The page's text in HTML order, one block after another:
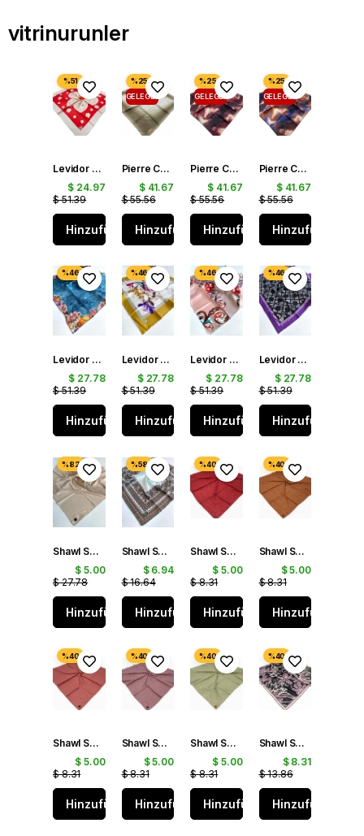
vitrinurunler
Levidor Nar Çiçeği Desenli Tivil İpek Eşarp 070142
$ 24.97
$ 51.39
Hinzufügen
Pierre Cardin Yeşil - Krem Tivil İpek Eşarp 6324438 - 951
$ 41.67
$ 55.56
Hinzufügen
GELEGENHEIT
PRODUKT
Pierre Cardin Renkli Tivil İpek Eşarp 7955438 - 991
$ 41.67
$ 55.56
Hinzufügen
GELEGENHEIT
PRODUKT
Pierre Cardin Renkli Tivil İpek Eşarp 7955438 - 921
$ 41.67
$ 55.56
Hinzufügen
GELEGENHEIT
PRODUKT
Levidor Tivil Saf İpek Eşarp 48966 Mavi Karışık Desen
$ 27.78
$ 51.39
Hinzufügen
Levidor Tivil Saf İpek Eşarp 48969 Hardal Karışık Desen
$ 27.78
$ 51.39
Hinzufügen
Levidor Tivil Saf İpek Eşarp 49383 Pembe Karışık Desen
$ 27.78
$ 51.39
Hinzufügen
Levidor Tivil Saf İpek Eşarp 49404 Siyah Karışık Desen
$ 27.78
$ 51.39
Hinzufügen
Shawl Secret Dört Mevsim Bambu Kraş Eşarp Bej - 49338
$ 5.00
$ 27.78
Hinzufügen
Shawl Secret Dört Mevsim Etnik Desen Eşarp Yeşil - 49561
$ 6.94
$ 16.64
Hinzufügen
Shawl Secret Yazlık Kraş Eşarp Bordo 53847
$ 5.00
$ 8.31
Hinzufügen
Shawl Secret Yazlık Kraş Eşarp Kahverengi 53851
$ 5.00
$ 8.31
Hinzufügen
Shawl Secret Yazlık Kraş Eşarp Vintage Pembe 53856
$ 5.00
$ 8.31
Hinzufügen
Shawl Secret Yazlık Kraş Eşarp Gül Kurusu 53857
$ 5.00
$ 8.31
Hinzufügen
Shawl Secret Yazlık Kraş Eşarp Soft Yeşil 53860
$ 5.00
$ 8.31
Hinzufügen
Shawl Secret Loi Silk İpeksi Eşarp Lacivert - Lila 53875
$ 8.31
$ 13.86
Hinzufügen